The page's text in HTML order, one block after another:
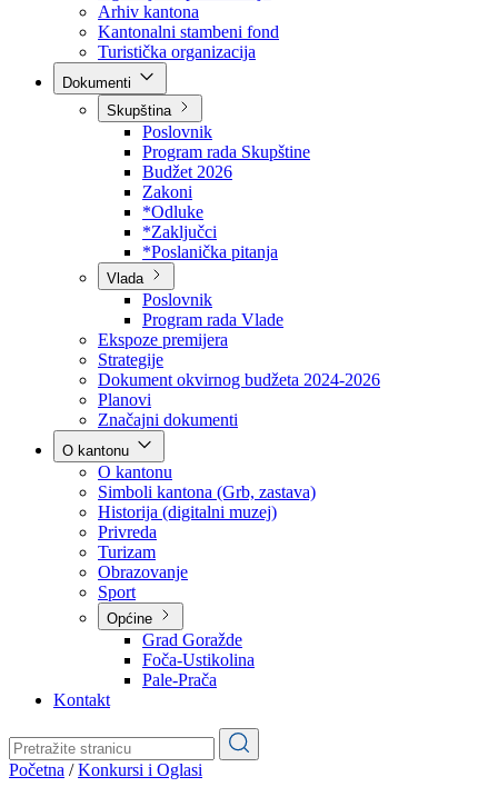
BPK šume
RTV BPK
Agencija za privatizaciju
Arhiv kantona
Kantonalni stambeni fond
Turistička organizacija
Skupština
Poslovnik
Program rada Skupštine
Budžet 2026
Zakoni
*Odluke
*Zaključci
*Poslanička pitanja
Vlada
Poslovnik
Program rada Vlade
Ekspoze premijera
Strategije
Dokument okvirnog budžeta 2024-2026
Planovi
Značajni dokumenti
O kantonu
O kantonu
Simboli kantona (Grb, zastava)
Historija (digitalni muzej)
Privreda
Turizam
Obrazovanje
Općine
Pale-Prača
Kontakt